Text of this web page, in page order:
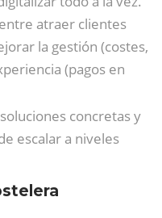
atraer clientes
la gestión (costes,
(pagos en
concretas y
escalar a niveles